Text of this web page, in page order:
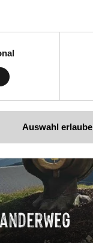
Auswahl